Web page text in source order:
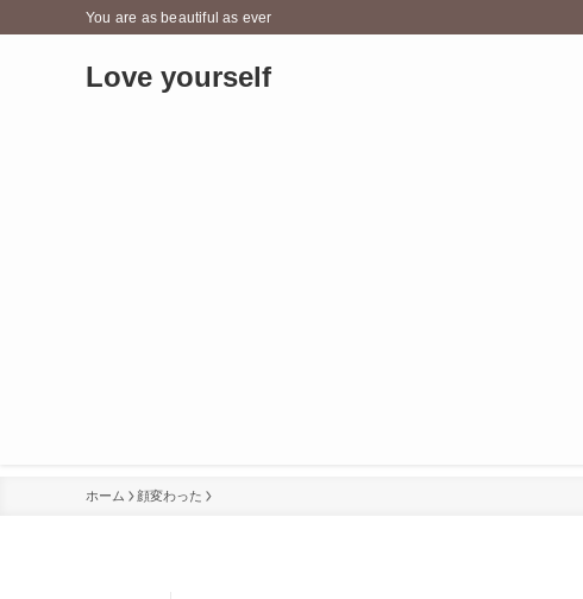
You are as beautiful as ever
Love yourself
ホーム 顔変わった